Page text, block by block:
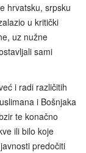
hrvatsku, srpsku
u kritički
uz nužne
sami
i radi različitih
i Bošnjaka
te konačno
ili bilo koje
predočiti